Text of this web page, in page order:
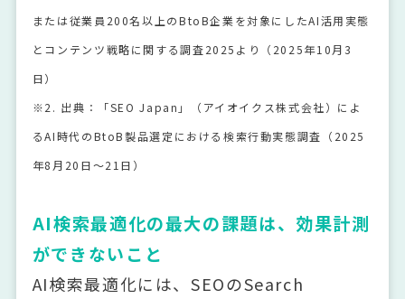
または従業員200名以上のBtoB企業を対象にしたAI活用実態
とコンテンツ戦略に関する調査2025より（2025年10月3
日）
※2. 出典：「SEO Japan」（アイオイクス株式会社）によ
るAI時代のBtoB製品選定における検索行動実態調査（2025
年8月20日～21日）
AI検索最適化の最大の課題は、効果計測
ができないこと
AI検索最適化には、SEOのSearch